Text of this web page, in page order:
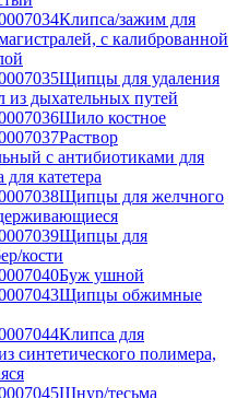
Клипса/зажим для
с калиброванной
Щипцы для удаления
из дыхательных путей
Шило костное
Раствор
с антибиотиками для
для катетера
Щипцы для желчного
Щипцы для
кости
Буж ушной
Щипцы обжимные
Клипса для
синтетического полимера,
Шнур/тесьма